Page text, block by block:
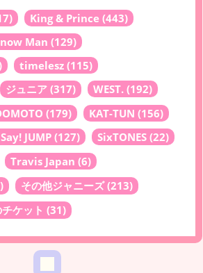
King & Prince (443)
Man (129)
timelesz (115)
ジュニア (317) WEST. (192)
(179) KAT-TUN (156)
JUMP (127) SixTONES (22)
Travis Japan (6)
その他ジャニーズ(213)
ケット (31)